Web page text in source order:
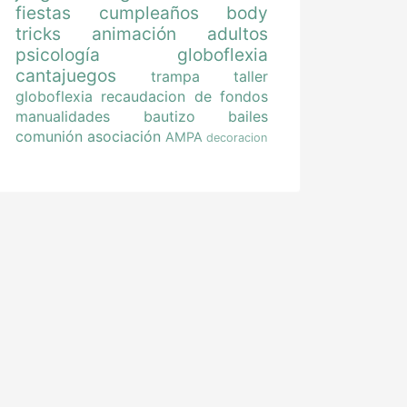
fiestas
cumpleaños
body
tricks
animación
adultos
psicología
globoflexia
cantajuegos
trampa
taller
globoflexia recaudacion de fondos
manualidades
bautizo
bailes
comunión asociación AMPA decoracion